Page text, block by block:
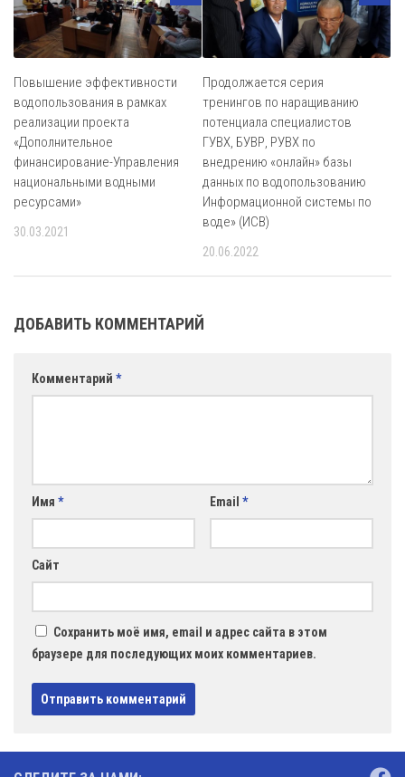
Повышение эффективности
водопользования в рамках
реализации проекта
«Дополнительное
финансирование-Управления
национальными водными
ресурсами»
30.03.2021
Продолжается серия
тренингов по наращиванию
потенциала специалистов
ГУВХ, БУВР, РУВХ по
внедрению «онлайн» базы
данных по водопользованию
Информационной системы по
воде» (ИСВ)
20.06.2022
ДОБАВИТЬ КОММЕНТАРИЙ
Комментарий *
Имя * Email *
Сайт
Сохранить моё имя, email и адрес сайта в этом
браузере для последующих моих комментариев.